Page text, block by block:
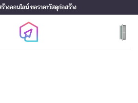
างออนไลน์ ขอราคาวัสดุก่อสร้าง